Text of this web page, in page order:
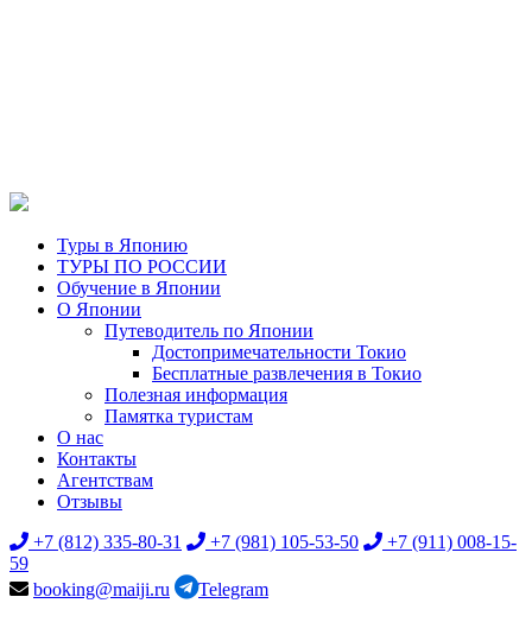
Туры в Японию
ТУРЫ ПО РОССИИ
Обучение в Японии
О Японии
Путеводитель по Японии
Достопримечательности Токио
Бесплатные развлечения в Токио
Полезная информация
Памятка туристам
О нас
Контакты
Агентствам
Отзывы
+7 (812) 335-80-31
+7 (981) 105-53-50
+7 (911) 008-15-
59
booking@maiji.ru
Telegram